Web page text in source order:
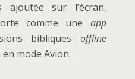
sur l’écran,
comme une app
bibliques offline
mode Avion.